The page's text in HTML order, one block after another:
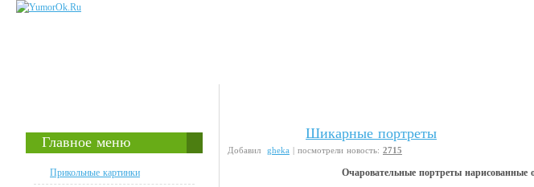
Главное меню
Прикольные картинки
Шикарные портреты
Добавил gheka | посмотрели новость: 2715
Очаровательные портреты